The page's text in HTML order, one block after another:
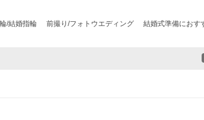
/結婚指輪 前撮り/フォトウエディング 結婚式準備におす